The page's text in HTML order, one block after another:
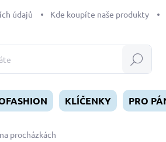
údajů Kde koupíte naše produkty
Hledat
KLÍČENKY PRO
procházkách